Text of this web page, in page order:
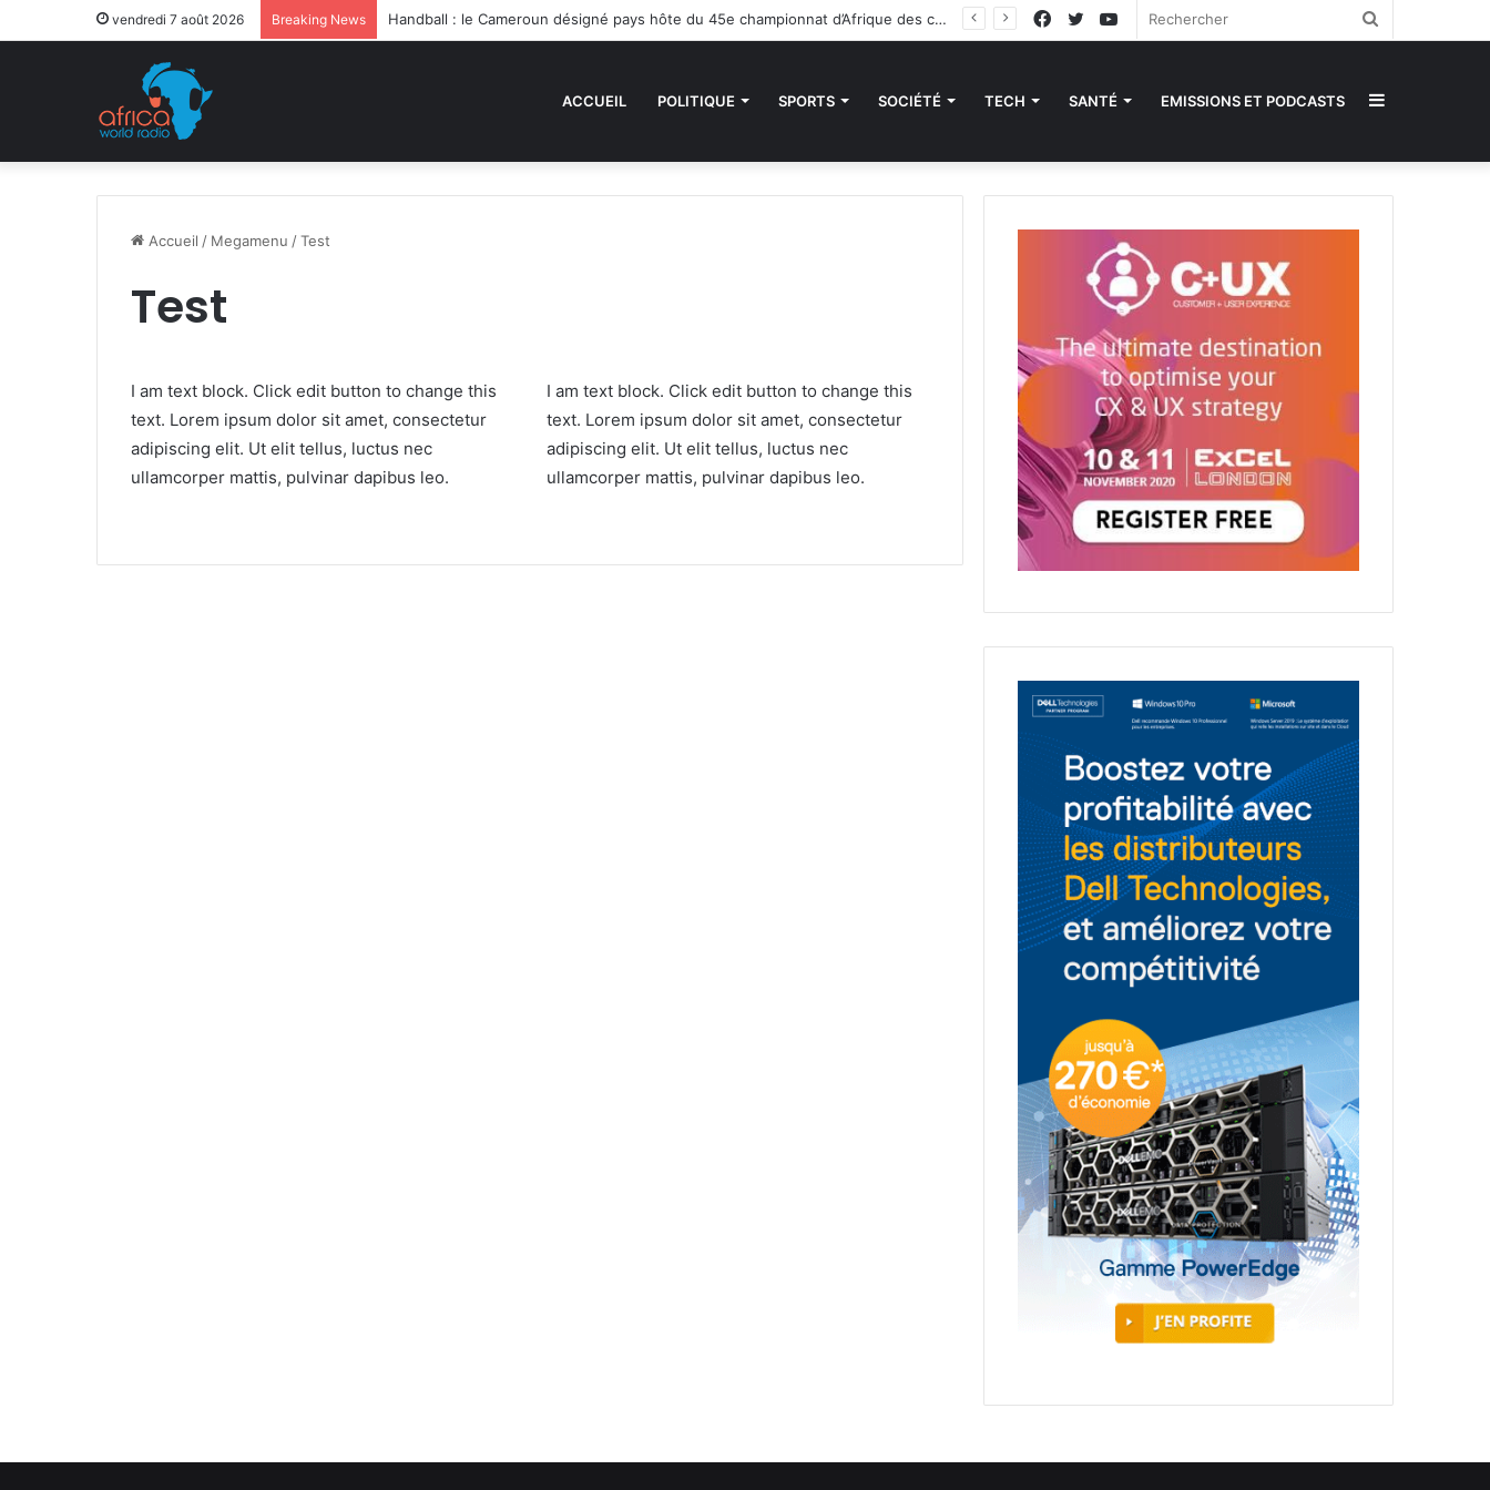
vendredi 7 août 2026 Breaking News Handball : le Cameroun désigné pays hôte du 45e championnat d’Afrique des clubs champions YouTube
Twitter
Facebook
ACCUEIL POLITIQUE SPORTS SOCIÉTÉ TECH SANTÉ EMISSIONS ET PODCASTS
Accueil / Megamenu /Test
Test
I am text block. Click edit button to change this
text. Lorem ipsum dolor sit amet, consectetur
adipiscing elit. Ut elit tellus, luctus nec
ullamcorper mattis, pulvinar dapibus leo.
I am text block. Click edit button to change this
text. Lorem ipsum dolor sit amet, consectetur
adipiscing elit. Ut elit tellus, luctus nec
ullamcorper mattis, pulvinar dapibus leo.